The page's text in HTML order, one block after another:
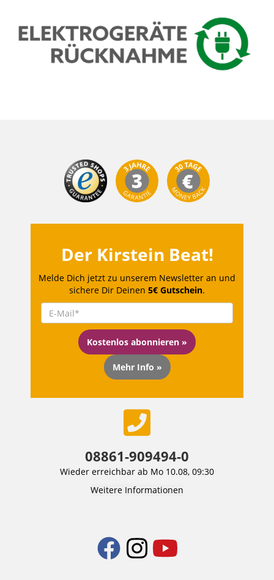
Der Kirstein Beat!
Melde Dich jetzt zu unserem Newsletter an und
sichere Dir Deinen 5€ Gutschein.
Kostenlos abonnieren »
Mehr Info »
08861-909494-0
Wieder erreichbar ab Mo 10.08, 09:30
Weitere Informationen